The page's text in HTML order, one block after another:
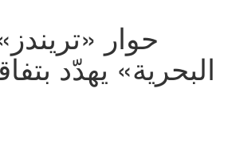
حوار
البحرية» يهدّد